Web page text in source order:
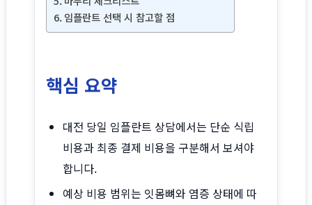
임플란트 선택 시 참고할 점
핵심 요약
대전 당일 임플란트 상담에서는 단순 식립
비용과 최종 결제 비용을 구분해서 보셔야
합니다.
예상 비용 범위는 잇몸뼈와 염증 상태에 따